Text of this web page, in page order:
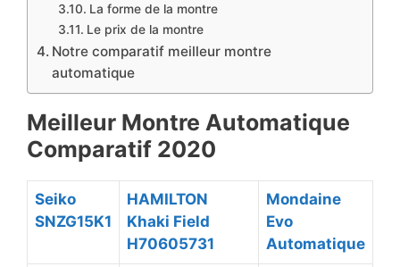
La forme de la montre
Le prix de la montre
Notre comparatif meilleur montre
automatique
Meilleur Montre Automatique
Comparatif 2020
Seiko
SNZG15K1
HAMILTON
Khaki Field
H70605731
Mondaine
Evo
Automatique